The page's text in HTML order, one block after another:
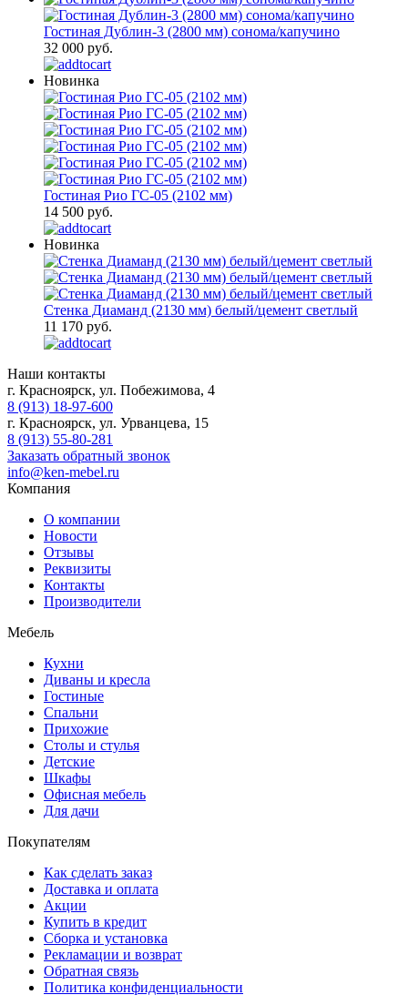
Гостиная Дублин-3 (2800 мм) сонома/капучино
32 000 руб.
Новинка
Гостиная Рио ГС-05 (2102 мм)
14 500 руб.
Новинка
Стенка Диаманд (2130 мм) белый/цемент светлый
11 170 руб.
Наши контакты
г. Красноярск, ул. Побежимова, 4
8 (913) 18-97-600
г. Красноярск, ул. Урванцева, 15
8 (913) 55-80-281
Заказать обратный звонок
info@ken-mebel.ru
Компания
О компании
Новости
Отзывы
Реквизиты
Контакты
Производители
Мебель
Кухни
Диваны и кресла
Гостиные
Спальни
Прихожие
Столы и стулья
Детские
Шкафы
Офисная мебель
Для дачи
Покупателям
Как сделать заказ
Доставка и оплата
Акции
Купить в кредит
Сборка и установка
Рекламации и возврат
Обратная связь
Политика конфиденциальности